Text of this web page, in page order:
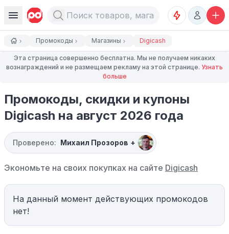
Промокоды Магазины Digicash
Эта страница совершенно бесплатна. Мы не получаем никаких
вознаграждений и не размещаем рекламу на этой странице. Узнать
больше
Промокоды, скидки и купоны
Digicash на август 2026 года
Проверено: Михаил Прозоров +
Экономьте на своих покупках на сайте Digicash
На данный момент действующих промокодов
нет!